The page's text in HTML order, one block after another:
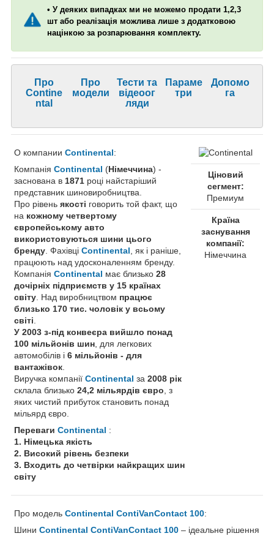
• У деяких випадках ми не можемо продати 1,2,3
шт або реалізація можлива лише з додатковою
націнкою за розпарювання комплекту.
Про
Contine
ntal
Про
модели
Тести та
відеоог
ляди
Параме
три
Допомо
га
О компании Continental:
Компанія Continental (Німеччина) -
заснована в 1871 році найстаріший
представник шиновиробництва.
Про рівень якості говорить той факт, що
на кожному четвертому
європейському авто
використовуються шини цього
бренду . Фахівці Continental , як і раніше,
працюють над удосконаленням бренду.
Компанія Continental має близько 28
дочірніх підприємств у 15 країнах
світу . Над виробництвом працює
близько 170 тис. чоловік у всьому
світі
У 2003 з-під конвеєра вийшло понад
100 мільйонів шин , для легкових
автомобілів і 6 мільйонів - для
вантажівок
Виручка компанії Continental за 2008 рік
склала близько 24,2 мільярдів євро , з
яких чистий прибуток становить понад
мільярд євро.
Переваги Continental :
1. Німецька якість
2. Високий рівень безпеки
3. Входить до четвірки найкращих шин
світу
Ціновий
сегмент:
Премиум
Країна
заснування
компанії:
Німеччина
Про модель Continental ContiVanContact 100:
Шини Continental ContiVanContact 100 – ідеальне рішення